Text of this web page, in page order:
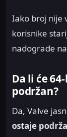
Iako broj nije
korisnike
nadogradе
Da li će
podržan?
Da, Valve
ostaje